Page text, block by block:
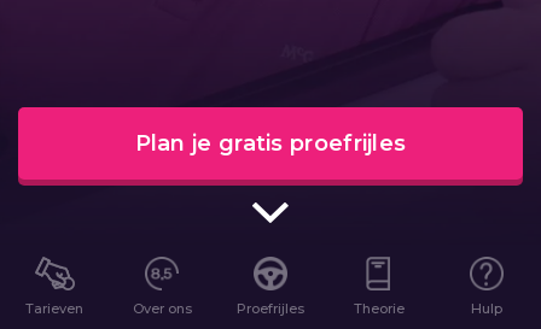
Plan je gratis proefrijles
Tarieven Over ons Proefrijles Theorie Hulp